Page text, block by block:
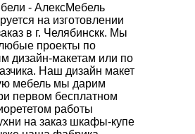
- АлексМебель
на изготовлении
в г. Челябинскк. Мы
проекты по
дизайн-макетам или по
Наш дизайн макет
мебель мы дарим
первом бесплатном
работы
на заказ шкафы-купе